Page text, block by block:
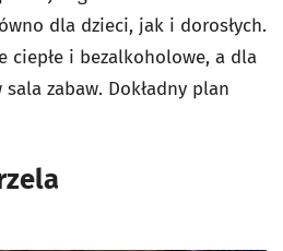
dla dzieci, jak i dorosłych.
ciepłe i bezalkoholowe, a dla
zabaw. Dokładny plan